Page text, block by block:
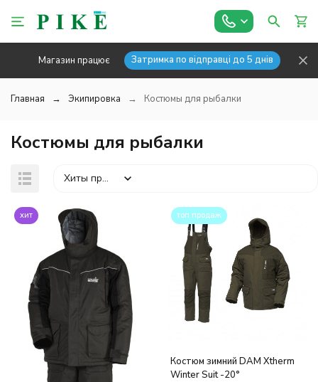
Магазин працює Затримка по відправці до 5 днів
Главная Экипировка Костюмы для рыбалки
Костюмы для рыбалки
Хиты продаж
покупателей
хит топ продаж
Костюм зимний DAM Xtherm
Winter Suit -20°